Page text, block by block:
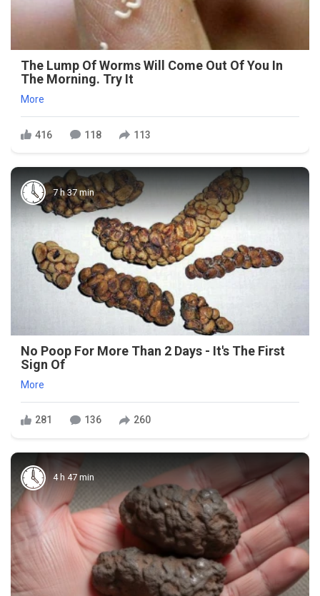
The Lump Of Worms Will Come Out Of You In
The Morning. Try It
More
416 118 113
7 h 37 min
No Poop For More Than 2 Days - It's The First
Sign Of
More
281 136 260
4 h 47 min